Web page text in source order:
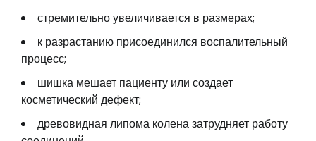
стремительно увеличивается в размерах;
к разрастанию присоединился воспалительный
процесс;
шишка мешает пациенту или создает
косметический дефект;
древовидная липома колена затрудняет работу